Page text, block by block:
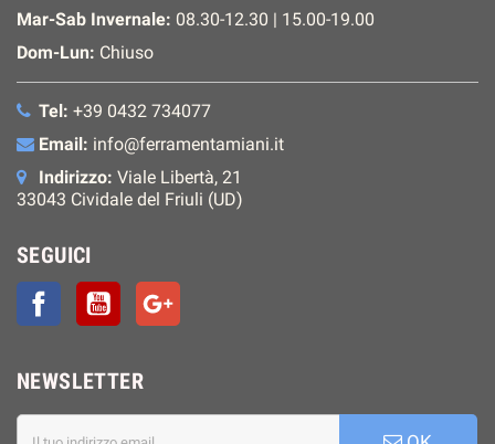
Mar-Sab Invernale: 08.30-12.30 | 15.00-19.00
Dom-Lun: Chiuso
Tel: +39 0432 734077
Email: info@ferramentamiani.it
Indirizzo: Viale Libertà, 21
33043 Cividale del Friuli (UD)
SEGUICI
FacebookYouTube
NEWSLETTER